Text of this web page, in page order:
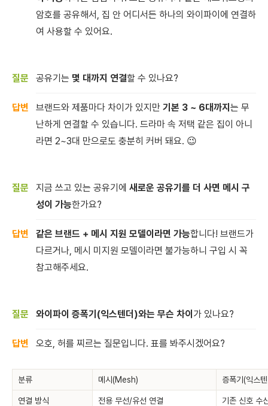
암호를 공유해서, 집 안 어디서든 하나의 와이파이에 연결하
여 사용할 수 있어요.
공유기는 몇 대까지 연결할 수 있나요?
브랜드와 제품마다 차이가 있지만 기본 3 ~ 6대까지 는 무
난하게 연결할 수 있습니다. 드라마 속 저택 같은 집이 아니
라면 2~3대 만으로도 충분히 커버 돼요. 😉
지금 쓰고 있는 공유기에 새로운 공유기를 더 사면 메시 구
성이 가능한가요?
같은 브랜드 + 메시 지원 모델이라면 가능합니다! 브랜드가
다르거나, 메시 미지원 모델이라면 불가능하니 구입 시 꼭
참고해주세요.
와이파이 증폭기(익스텐더)와는 무슨 차이 가 있나요?
오호, 허를 찌르는 질문입니다. 표를 봐주시겠어요?
분류 메시(Mesh) 증폭기(익스
연결 방식 전용 무선/유선 연결 기존 신호 수